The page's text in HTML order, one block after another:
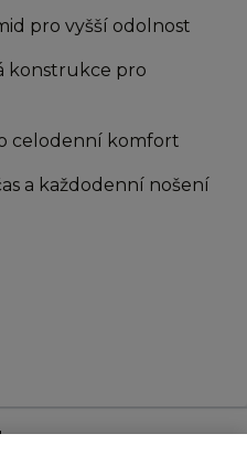
pro vyšší odolnost
konstrukce pro
celodenní komfort
a každodenní nošení